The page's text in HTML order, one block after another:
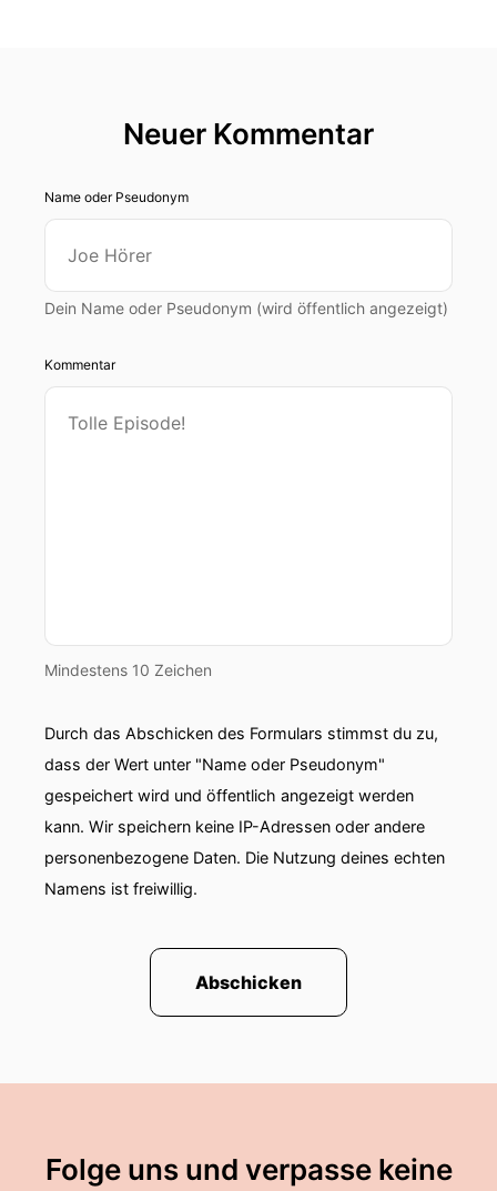
Neuer Kommentar
Name oder Pseudonym
Dein Name oder Pseudonym (wird öffentlich angezeigt)
Kommentar
Mindestens 10 Zeichen
Durch das Abschicken des Formulars stimmst du zu,
dass der Wert unter "Name oder Pseudonym"
gespeichert wird und öffentlich angezeigt werden
kann. Wir speichern keine IP-Adressen oder andere
personenbezogene Daten. Die Nutzung deines echten
Namens ist freiwillig.
Abschicken
Folge uns und verpasse keine